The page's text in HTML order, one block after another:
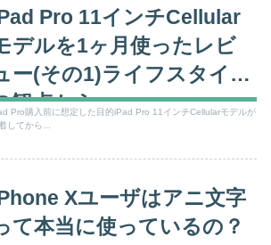
Pro 11インチCellular
デルを1ヶ月使ったレビ
ー(その1)ライフスタイル
観点から
Pro購入前に想定した目的iPad Pro 11インチCellularモデルが
してから...
Xユーザはアニ文字
て本当に使っているの？